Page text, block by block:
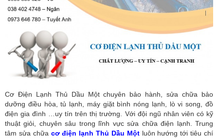
Cơ Điện Lạnh Thủ Dầu Một chuyên bảo hành, sửa chữa bảo
dưỡng điều hòa, tủ lạnh, máy giặt bình nóng lạnh, lò vi song, đồ
điện gia đình …uy tín trên thị trường. Với đội ngũ nhân viên có kỹ
thuật giỏi, chuyên sâu trong lĩnh vực sửa chữa điện lạnh. Trung
tâm sửa chữa cơ điện lạnh Thủ Dầu Mộtluôn hướng tới tiêu chí